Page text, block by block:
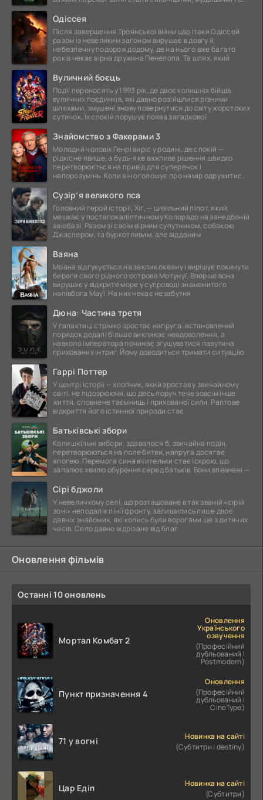
Одіссея
Після завершення Троянської війни цар Ітаки Одіссей
разом із невеликим загоном вирушає в довгу й
небезпечну подорож додому, де на нього вже багато
років чекає вірна дружина Пенелопа. Та шлях, який
Вуличний боєць
Події переносять у 1993 рік, де двоє колишніх бійців
вуличних поєдинків, які давно розійшлися різними
шляхами, змушені знову повернутися до світу жорстоких
сутичок. Їх спокій порушує поява загадкової
Знайомство з Факерами 3
Молодий чоловік Генрі виріс у родині, де спокій —
рідкісне явище, а будь-яке важливе рішення швидко
перетворюється на привід для суперечок і
непорозумінь. Коли він оголошує про намір одружитися,
Сузір’я великого пса
Головний герой історії, Хіг, — цивільний пілот, який
мешкає у постапокаліптичному Колорадо на занедбаній
авіабазі. Разом зі своїм вірним супутником, собакою
Джаспером, та буркотливим, але відданим
Ваяна
Моана відгукується на заклик океану і вирішує покинути
береги свого рідного острова Мотунуї. Вперше вона
вирушає у відкрите море у супроводі знаменитого
напівбога Мауї. На них чекає незабутня
Дюна: Частина третя
У галактиці стрімко зростає напруга: встановлений
порядок дедалі більше викликає невдоволення, а
навколо імператора починає згущуватися павутина
прихованих інтриг. Йому доводиться тримати ситуацію
Гаррі Поттер
У центрі історії — хлопчик, який зростав у звичайному
світі, не підозрюючи, що десь поруч тече зовсім інше
життя, сповнене таємниць і прихованої сили. Раптове
відкриття його істинної природи стає
Батьківські збори
Коли шкільні вибори, здавалося б, звичайна подія,
перетворюються на поле битви, напруга досягає
апогею. Перемога сина вчительки стає іскрою, що
запалює хвилю обурення серед батьків. Вони впевнені —
Сірі бджоли
У невеличкому селі, що розташоване в так званій «сірій
зоні» неподалік лінії фронту, залишились лише двоє
давніх знайомих, які колись були ворогами ще з дитячих
часів. Село давно відрізане від благ
Оновлення фільмів
Останні 10 оновлень
Мортал Комбат 2
Оновлення
Українського
озвучення
(Професійний
дубльований |
Postmodern)
Пункт призначення 4
Оновлення
(Професійний
дубльований |
CineType)
71 у вогні
Новинка на сайті
(Субтитри | destiny)
Цар Едіп
Новинка на сайті
(Субтитри)